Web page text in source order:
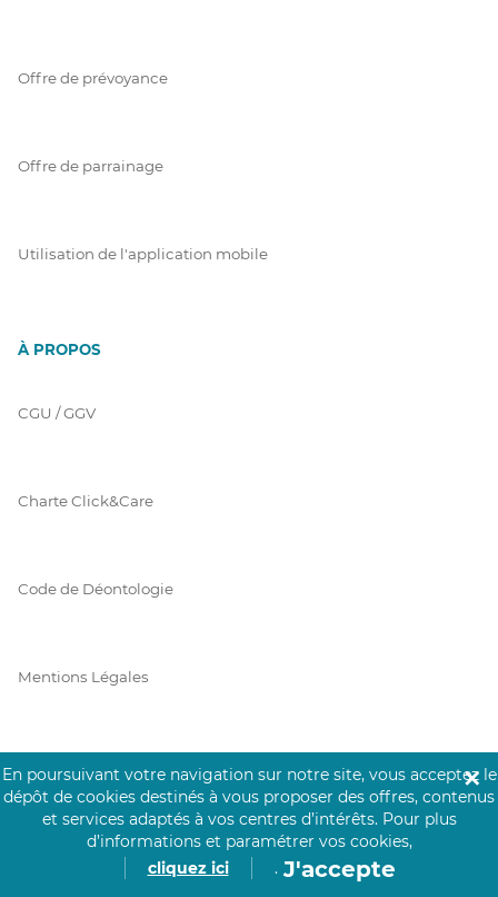
Offre de prévoyance
Offre de parrainage
Utilisation de l'application mobile
À PROPOS
CGU / GGV
Charte Click&Care
Code de Déontologie
Mentions Légales
Prérequis Click&Care
Protection des Données
En poursuivant votre navigation sur notre site, vous acceptez le
dépôt de cookies destinés à vous proposer des offres, contenus
et services adaptés à vos centres d’intérêts. Pour plus
d’informations et paramétrer vos cookies,
cliquez ici
. J'accepte
✕